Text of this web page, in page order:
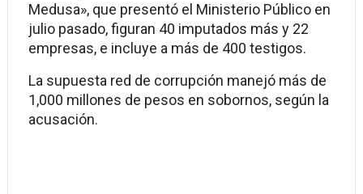
Medusa», que presentó el Ministerio Público en
julio pasado, figuran 40 imputados más y 22
empresas, e incluye a más de 400 testigos.
La supuesta red de corrupción manejó más de
1,000 millones de pesos en sobornos, según la
acusación.